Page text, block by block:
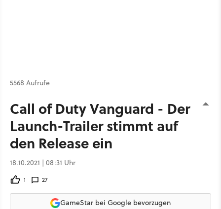
5568 Aufrufe
Call of Duty Vanguard - Der
Launch-Trailer stimmt auf
den Release ein
18.10.2021 | 08:31 Uhr
1 27
GameStar bei Google bevorzugen